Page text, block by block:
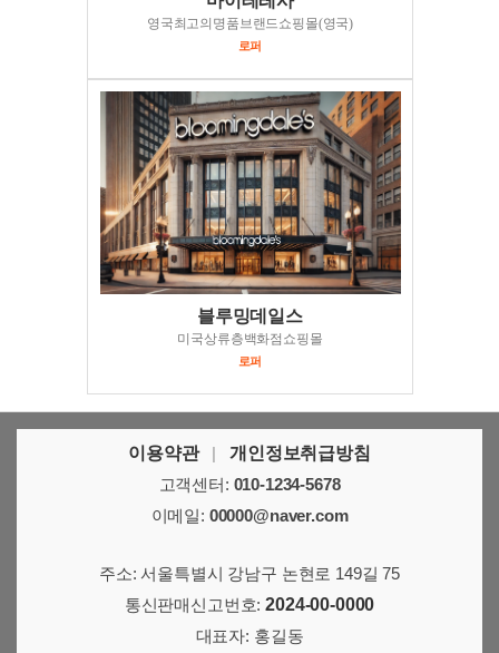
영국최고의명품브랜드쇼핑몰(영국)
로퍼
블루밍데일스
미국상류층백화점쇼핑몰
로퍼
이용약관 |
개인정보취급방침
고객센터: 010-1234-5678
이메일: 00000@naver.com
주소: 서울특별시 강남구 논현로 149길 75
통신판매신고번호:2024-00-0000
대표자: 홍길동